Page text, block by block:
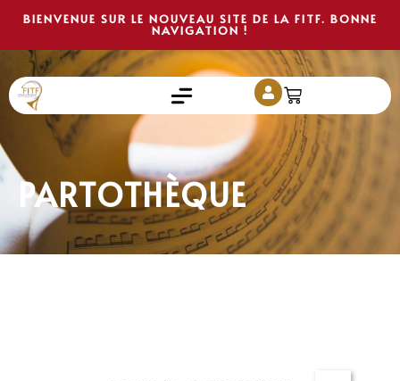
BIENVENUE SUR LE NOUVEAU SITE DE LA FITF. BONNE
NAVIGATION !
PARTOTHÈQUE